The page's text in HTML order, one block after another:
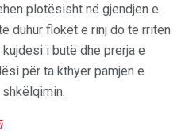
plotësisht në gjendjen e
duhur flokët e rinj do të rriten
i butë dhe prerja e
për ta kthyer pamjen e